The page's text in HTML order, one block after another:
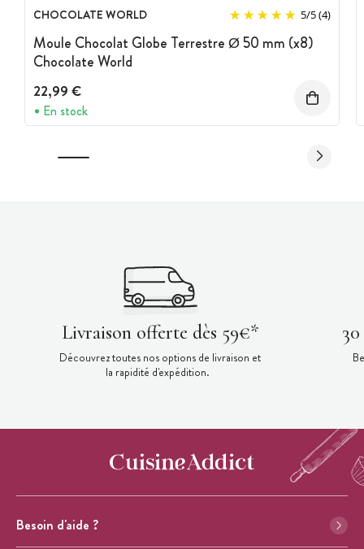
CHOCOLATE WORLD 5/5(4)
Moule Chocolat Globe Terrestre Ø 50 mm (x8)
Chocolate World
22,99 €
En stock
Livraison offerte dès 59€*
Découvrez toutes nos options de livraison et
la rapidité d'expédition.
Besoin d'aide ?